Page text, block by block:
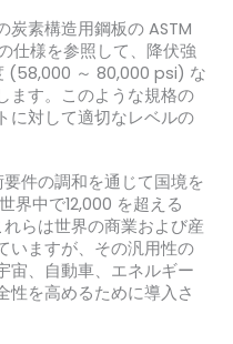
炭素構造用鋼板の ASTM
仕様を参照して、降伏強
(58,000 ～ 80,000 psi) な
ます。このような規格の
に対して適切なレベルの
件の調和を通じて国境を
界中で12,000 を超える
らは世界の商業および産
いますが、その汎用性の
宙、自動車、エネルギー
性を高めるために導入さ